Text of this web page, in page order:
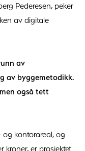
Pederesen, peker
av digitale
av
av byggemetodikk.
også tett
kontorareal, og
er prosjektet